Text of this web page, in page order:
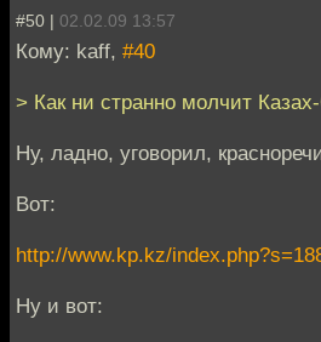
#50 | 02.02.09 13:57
Кому: kaff, #40
> Как ни странно молчит
Ну, ладно, уговорил,
Вот:
http://www.kp.kz/
Ну и вот: